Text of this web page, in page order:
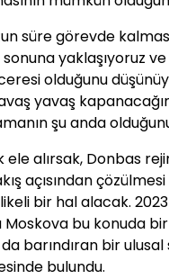
süre görevde
yaklaşıyoruz
olduğunu
yavaş
şu anda
ele alırsak, Donbas
açısından
bir hal alacak.
Moskova bu konuda
barındıran bir
bulundu.